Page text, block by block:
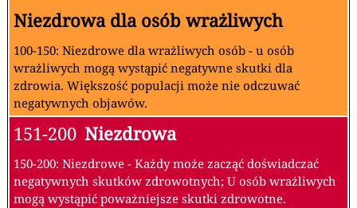
Niezdrowa dla osób wrażliwych
100-150: Niezdrowe dla wrażliwych osób - u osób
wrażliwych mogą wystąpić negatywne skutki dla
zdrowia. Większość populacji może nie odczuwać
negatywnych objawów.
151-200 Niezdrowa
150-200: Niezdrowe - Każdy może zacząć doświadczać
negatywnych skutków zdrowotnych; U osób wrażliwych
mogą wystąpić poważniejsze skutki zdrowotne.